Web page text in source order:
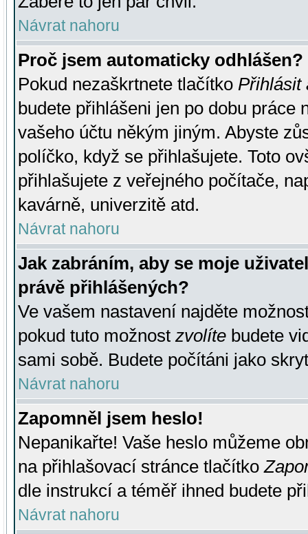
Návrat nahoru
Proč jsem automaticky odhlášen?
Pokud nezaškrtnete tlačítko Přihlásit
budete přihlášeni jen po dobu práce
vašeho účtu někým jiným. Abyste
políčko, když se přihlašujete. Toto
přihlašujete z veřejného počítače,
kavárně, univerzitě atd.
Návrat nahoru
Jak zabráním, aby se moje
právě přihlášených?
Ve vašem nastavení najděte
pokud tuto možnost zvolíte budete
sami sobě. Budete počítáni jako
Návrat nahoru
Zapomněl jsem heslo!
Nepanikařte! Vaše heslo můžeme
na přihlašovací stránce tlačítko
dle instrukcí a téměř ihned budete
Návrat nahoru